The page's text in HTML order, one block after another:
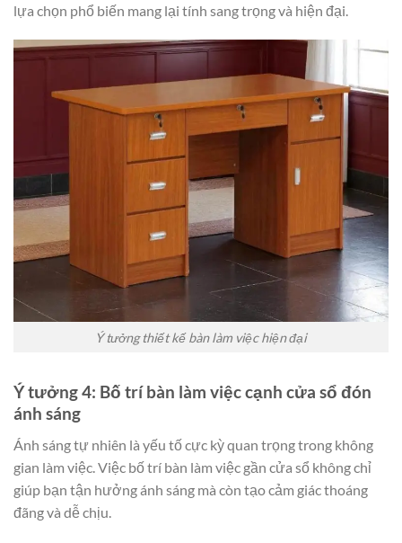
lựa chọn phổ biến mang lại tính sang trọng và hiện đại.
Ý tưởng thiết kế bàn làm việc hiện đại
Ý tưởng 4: Bố trí bàn làm việc cạnh cửa sổ đón
ánh sáng
Ánh sáng tự nhiên là yếu tố cực kỳ quan trọng trong không
gian làm việc. Việc bố trí bàn làm việc gần cửa sổ không chỉ
giúp bạn tận hưởng ánh sáng mà còn tạo cảm giác thoáng
đãng và dễ chịu.